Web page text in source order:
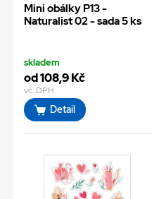
Mini obálky P13 -
Naturalist 02 - sada 5 ks
skladem
od 108,9 Kč
vč. DPH
Detail